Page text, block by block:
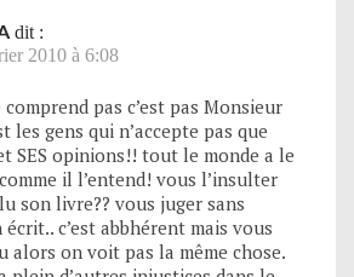
dit :
2010 à 6:08
pas c’est pas Monsieur
les gens qui n’accepte pas que
SES opinions!! tout le monde a le
il l’entend! vous l’insulter
son livre?? vous juger sans
c’est abbhérent mais vous
alors on voit pas la même chose.